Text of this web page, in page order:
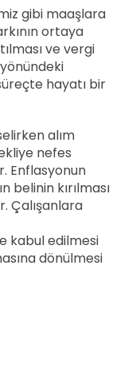
gibi maaşlara
ortaya
ve vergi
hayatı bir
alım
nefes
Enflasyonun
belinin kırılması
Çalışanlara
kabul edilmesi
dönülmesi